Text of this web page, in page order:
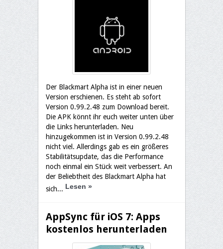
Der Blackmart Alpha ist in einer neuen
Version erschienen. Es steht ab sofort
Version 0.99.2.48 zum Download bereit.
Die APK könnt ihr euch weiter unten über
die Links herunterladen. Neu
hinzugekommen ist in Version 0.99.2.48
nicht viel. Allerdings gab es ein größeres
Stabilitätsupdate, das die Performance
noch einmal ein Stück weit verbessert. An
der Beliebtheit des Blackmart Alpha hat
sich... Lesen »
AppSync für iOS 7: Apps
kostenlos herunterladen